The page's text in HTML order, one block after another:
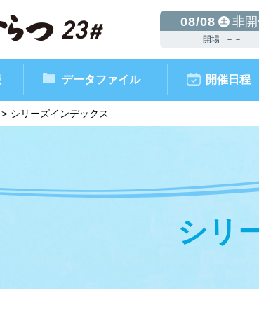
08/08 土 非
開場 －－
レース結果
データファイル
ボートデータ
開催日程
イベント情報
外向発売所 ドリームピット
マンスリーレースガイド
シリーズインデックス
シリ